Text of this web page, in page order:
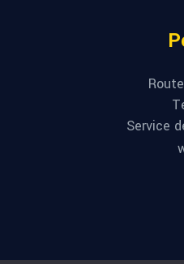
Service